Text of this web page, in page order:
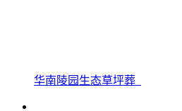
华南陵园生态草坪葬